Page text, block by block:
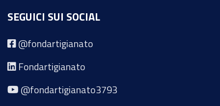
SEGUICI SUI SOCIAL
@fondartigianato
Fondartigianato
@fondartigianato3793